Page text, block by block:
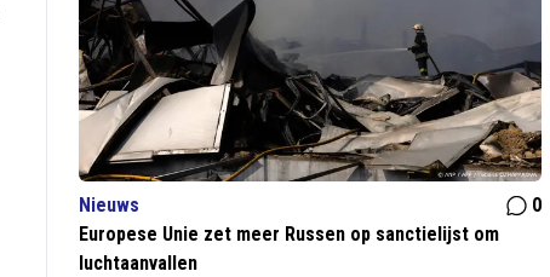
Nieuws
0
Europese Unie zet meer Russen op sanctielijst om
luchtaanvallen